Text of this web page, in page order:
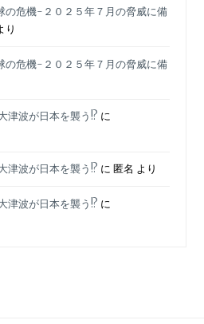
の危機-２０２５年７月の脅威に備
り
の危機-２０２５年７月の脅威に備
津波が日本を襲う!? に
津波が日本を襲う!? に匿名 より
津波が日本を襲う!? に